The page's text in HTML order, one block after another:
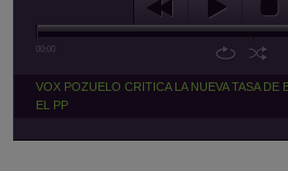
00:00
VOX POZUELO CRITICA LA NUEVA TASA DE
EL PP